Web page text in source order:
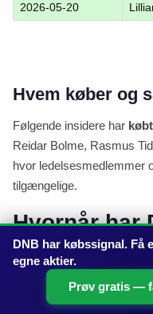
2026-05-20
Hvem køber og
Følgende insidere har købt
Reidar Bolme, Rasmus
hvor ledelsesmedlemmer
tilgængelige.
Hvornår har
Næste dato:
's næste regnskab
DNB har købssignal. Få
egne aktier.
Prøv gratis —